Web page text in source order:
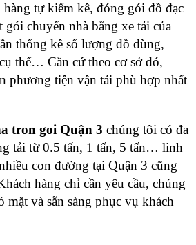
tự kiểm kê, đóng gói đồ đạc
gói chuyển nhà bằng xe tải của
thống kê số lượng đồ dùng,
thể… Căn cứ theo cơ sở đó,
phương tiện vận tải phù hợp nhất
tron goi Quận 3 chúng tôi có đa
tải từ 0.5 tấn, 1 tấn, 5 tấn… linh
con đường tại Quận 3 cũng
hàng chỉ cần yêu cầu, chúng
mặt và sẵn sàng phục vụ khách